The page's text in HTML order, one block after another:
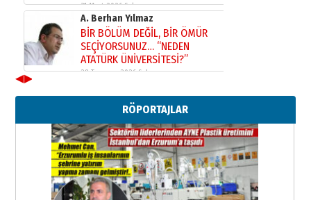
31 Mart 2026 Salı
A. Berhan Yılmaz
BİR BÖLÜM DEĞİL, BİR ÖMÜR
SEÇİYORSUNUZ… “NEDEN
ATATÜRK ÜNİVERSİTESİ?”
28 Temmuz 2026 Salı
Ahmed Yesevi’den bir Alperen…
”Reisimiz” idi… Hakka yürüdü.!
26 Mart 2026 Perşembe
Cem Bakırcı
Ardında bıraktığı hatıralarıyla
gönül adamı Faruk Terzioğlu!
13 Mayıs 2026 Çarşamba
◀▶
RÖPORTAJLAR